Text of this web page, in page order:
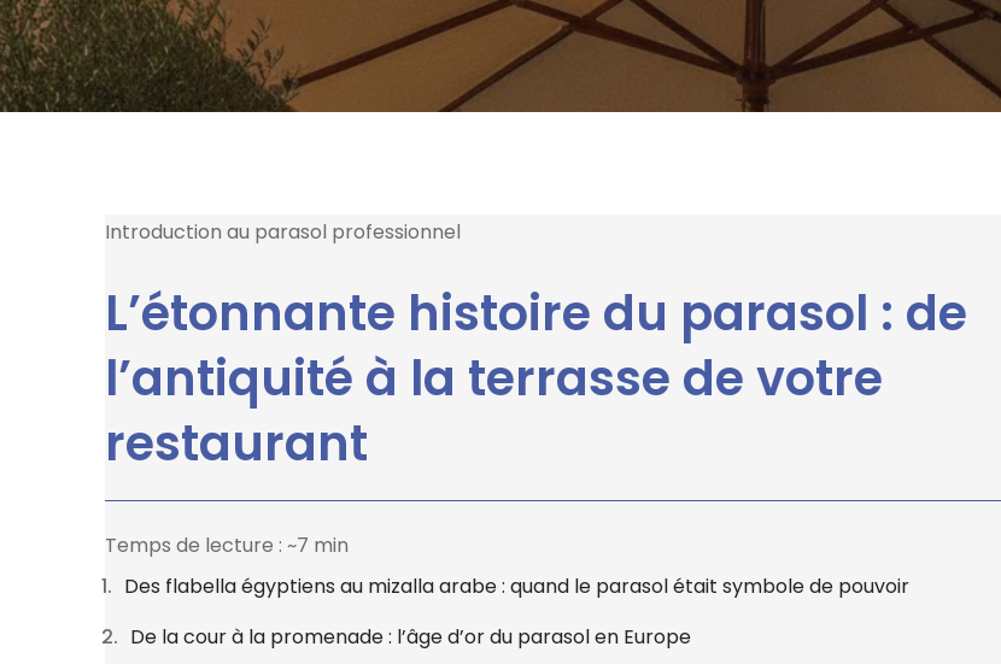
Introduction au parasol professionnel
L’étonnante histoire du parasol : de
l’antiquité à la terrasse de votre
restaurant
Temps de lecture : ~7 min
Des flabella égyptiens au mizalla arabe : quand le parasol était symbole de pouvoir
De la cour à la promenade : l’âge d’or du parasol en Europe